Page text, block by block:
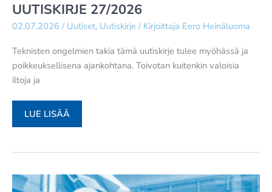
UUTISKIRJE 27/2026
02.07.2026 / Uutiset, Uutiskirje / Kirjoittaja Eero Heinäluoma
Teknisten ongelmien takia tämä uutiskirje tulee myöhässä ja
poikkeuksellisena ajankohtana. Toivotan kuitenkin valoisia
iltoja ja
UUTISKIRJE
27/2026
LUE LISÄÄ